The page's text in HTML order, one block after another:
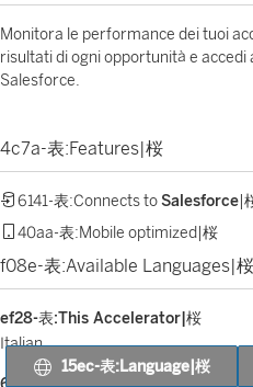
Monitora le performance dei tuoi
risultati di ogni opportunità e
Salesforce.
4c7a-表:Features|桜
6141-表:Connects toSalesforce |
40aa-表:Mobile optimized|桜
f08e-表:Available Languages|桜
ef28-表:This Accelerator|桜
Italian
15ec-表:Language|桜